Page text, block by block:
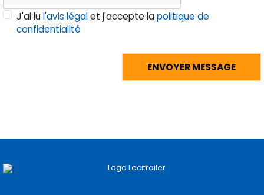
J'ai lul'avis légalet j'accepte lapolitique de
confidentialité